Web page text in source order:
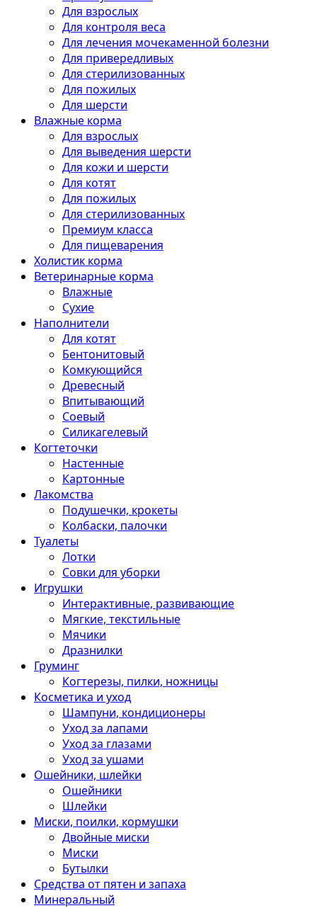
Для взрослых
Для контроля веса
Для лечения мочекаменной болезни
Для привередливых
Для стерилизованных
Для пожилых
Для шерсти
Влажные корма
Для взрослых
Для выведения шерсти
Для кожи и шерсти
Для котят
Для пожилых
Для стерилизованных
Премиум класса
Для пищеварения
Холистик корма
Ветеринарные корма
Влажные
Сухие
Наполнители
Для котят
Бентонитовый
Комкующийся
Древесный
Впитывающий
Соевый
Силикагелевый
Когтеточки
Настенные
Картонные
Лакомства
Подушечки, крокеты
Колбаски, палочки
Туалеты
Лотки
Совки для уборки
Игрушки
Интерактивные, развивающие
Мягкие, текстильные
Мячики
Дразнилки
Груминг
Когтерезы, пилки, ножницы
Косметика и уход
Шампуни, кондиционеры
Уход за лапами
Уход за глазами
Уход за ушами
Ошейники, шлейки
Ошейники
Шлейки
Миски, поилки, кормушки
Двойные миски
Миски
Бутылки
Средства от пятен и запаха
Минеральный